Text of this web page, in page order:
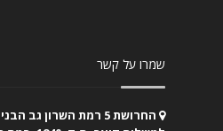
שמרו על קשר
החרושת 5 רמת השרון גב הבנין